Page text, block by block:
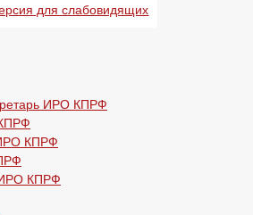
для слабовидящих
ИРО КПРФ
КПРФ
ИРО КПРФ